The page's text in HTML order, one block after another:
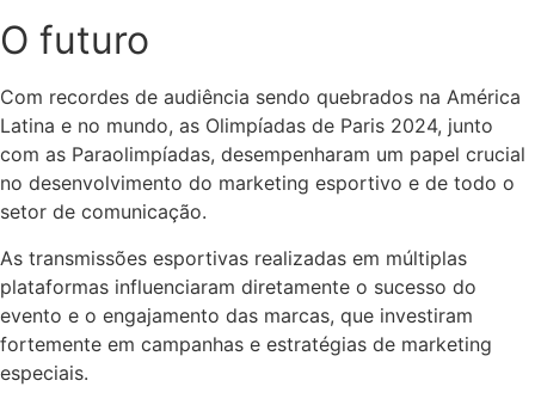
O futuro
Com recordes de audiência sendo quebrados na América
Latina e no mundo, as Olimpíadas de Paris 2024, junto
com as Paraolimpíadas, desempenharam um papel crucial
no desenvolvimento do marketing esportivo e de todo o
setor de comunicação.
As transmissões esportivas realizadas em múltiplas
plataformas influenciaram diretamente o sucesso do
evento e o engajamento das marcas, que investiram
fortemente em campanhas e estratégias de marketing
especiais.